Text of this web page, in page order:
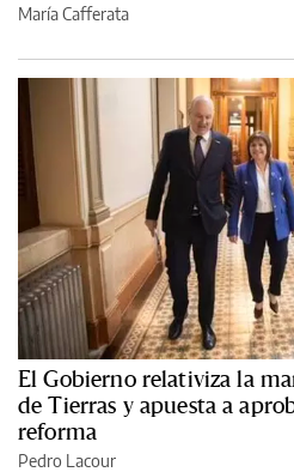
María Cafferata
El Gobierno relativiza la
de Tierras y apuesta a
reforma
Pedro Lacour